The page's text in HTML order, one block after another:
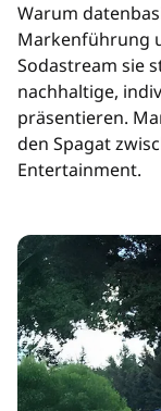
Warum
Markenführung
Sodastream sie
nachhaltige,
präsentieren.
den Spagat
Entertainment.